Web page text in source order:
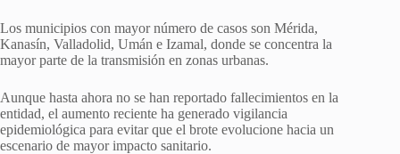
Los municipios con mayor número de casos son Mérida,
Kanasín, Valladolid, Umán e Izamal, donde se concentra la
mayor parte de la transmisión en zonas urbanas.
Aunque hasta ahora no se han reportado fallecimientos en la
entidad, el aumento reciente ha generado vigilancia
epidemiológica para evitar que el brote evolucione hacia un
escenario de mayor impacto sanitario.